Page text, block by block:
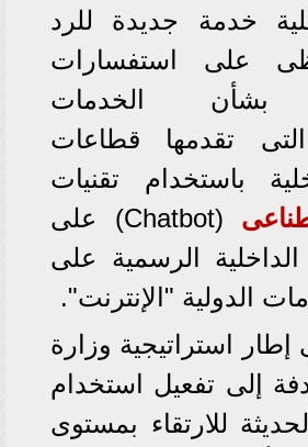
خدمة جديدة للرد
على استفسارات
بشأن الخدمات
التى تقدمها قطاعات
باستخدام تقنيات
(Chatbot) على
الداخلية الرسمية على
الدولية "الإنترنت".
استراتيجية وزارة
إلى تفعيل استخدام
للارتقاء بمستوى